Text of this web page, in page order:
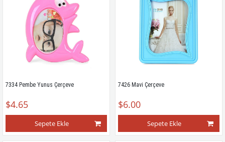
7334 Pembe Yunus Çerçeve
$4.65
Sepete Ekle
7426 Mavi Çerçeve
$6.00
Sepete Ekle